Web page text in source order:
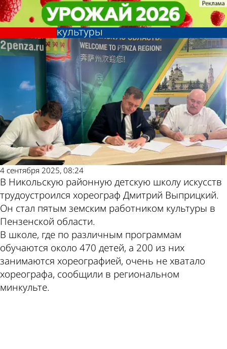
В Пензенской области нашли
пятого земского работника
культуры
Культура
4 сентября 2025, 08:24
В Никольскую районную детскую школу искусств
трудоустроился хореограф Дмитрий Выприцкий.
Он стал пятым земским работником культуры в
Пензенской области.
В школе, где по различным программам
обучаются около 470 детей, а 200 из них
занимаются хореографией, очень не хватало
хореографа, сообщили в региональном
минкульте.
В Пензенской области нашли
пятого земского работника
культуры
Культура
Другие новости
по теме
Погода и курсы
валют в Пензе